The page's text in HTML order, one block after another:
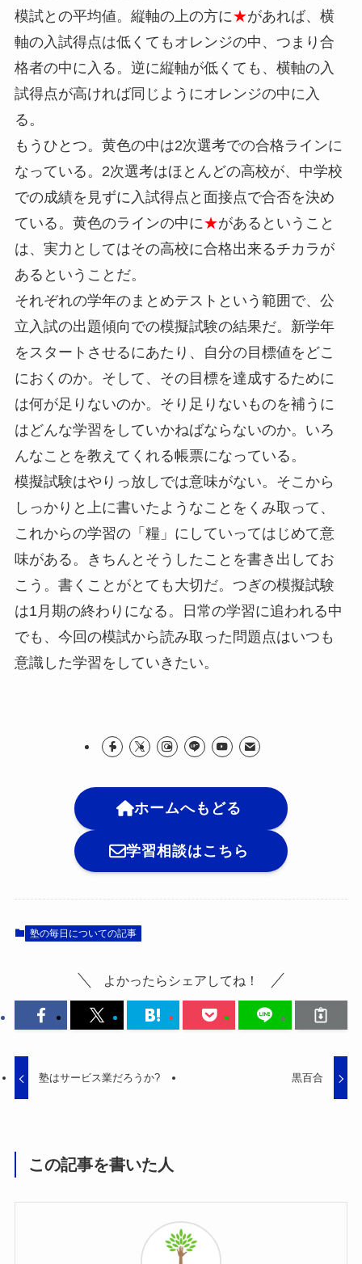
模試との平均値。縦軸の上の方に★があれば、横
軸の入試得点は低くてもオレンジの中、つまり合
格者の中に入る。逆に縦軸が低くても、横軸の入
試得点が高ければ同じようにオレンジの中に入
る。
もうひとつ。黄色の中は2次選考での合格ラインに
なっている。2次選考はほとんどの高校が、中学校
での成績を見ずに入試得点と面接点で合否を決め
ている。黄色のラインの中に★があるということ
は、実力としてはその高校に合格出来るチカラが
あるということだ。
それぞれの学年のまとめテストという範囲で、公
立入試の出題傾向での模擬試験の結果だ。新学年
をスタートさせるにあたり、自分の目標値をどこ
におくのか。そして、その目標を達成するために
は何が足りないのか。そり足りないものを補うに
はどんな学習をしていかねばならないのか。いろ
んなことを教えてくれる帳票になっている。
模擬試験はやりっ放しでは意味がない。そこから
しっかりと上に書いたようなことをくみ取って、
これからの学習の「糧」にしていってはじめて意
味がある。きちんとそうしたことを書き出してお
こう。書くことがとても大切だ。つぎの模擬試験
は1月期の終わりになる。日常の学習に追われる中
でも、今回の模試から読み取った問題点はいつも
意識した学習をしていきたい。
ホームへもどる
学習相談はこちら
塾の毎日についての記事
よかったらシェアしてね！
塾はサービス業だろうか? 黒百合
この記事を書いた人